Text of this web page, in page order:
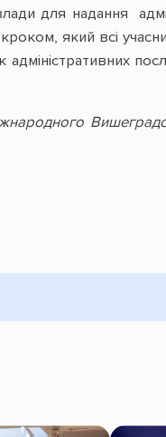
для надання
який всі
адміністративних